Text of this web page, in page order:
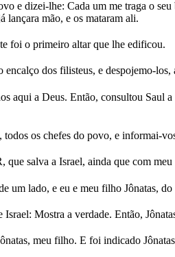
e dizei-lhe: Cada um me traga o
lançara mão, e os mataram ali.
foi o primeiro altar que lhe edificou.
encalço dos filisteus, e despojemo-
aqui a Deus. Então, consultou Saul
os chefes do povo, e informai-
salva a Israel, ainda que com
um lado, e eu e meu filho Jônatas,
Mostra a verdade. Então,
meu filho. E foi indicado